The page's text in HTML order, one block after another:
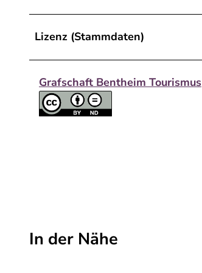
Lizenz (Stammdaten)
Grafschaft Bentheim Tourismus
In der Nähe